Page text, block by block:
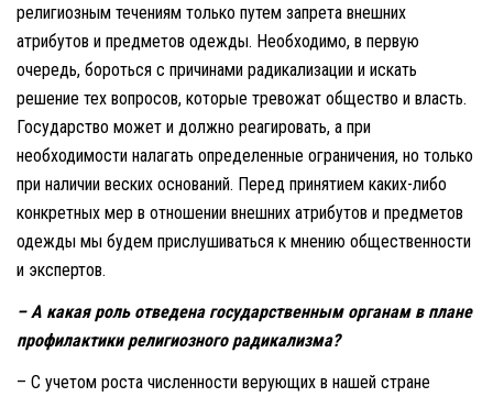
религиозным течениям только путем запрета внешних
атрибутов и предметов одежды. Необходимо, в первую
очередь, бороться с причинами радикализации и искать
решение тех вопросов, которые тревожат общество и власть.
Государство может и должно реагировать, а при
необходимости налагать определенные ограничения, но только
при наличии веских оснований. Перед принятием каких-либо
конкретных мер в отношении внешних атрибутов и предметов
одежды мы будем прислушиваться к мнению общественности
и экспертов.
– А какая роль отведена государственным органам в плане
профилактики религиозного радикализма?
– С учетом роста численности верующих в нашей стране